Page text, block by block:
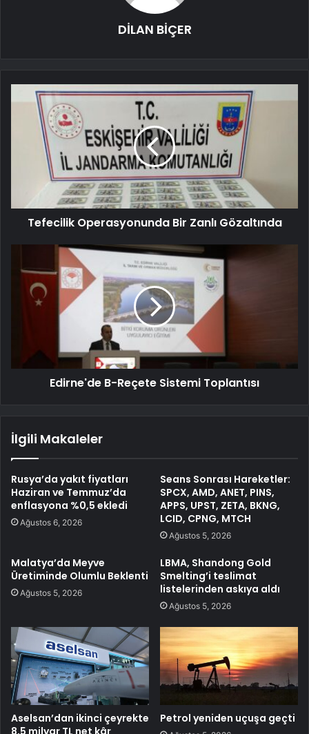
DİLAN BİÇER
Tefecilik Operasyonunda Bir Zanlı Gözaltında
Edirne'de B-Reçete Sistemi Toplantısı
İlgili Makaleler
Rusya’da yakıt fiyatları
Haziran ve Temmuz’da
enflasyona %0,5 ekledi
Ağustos 6, 2026
Seans Sonrası Hareketler:
SPCX, AMD, ANET, PINS,
APPS, UPST, ZETA, BKNG,
LCID, CPNG, MTCH
Ağustos 5, 2026
Malatya’da Meyve
Üretiminde Olumlu Beklenti
Ağustos 5, 2026
LBMA, Shandong Gold
Smelting’i teslimat
listelerinden askıya aldı
Ağustos 5, 2026
Aselsan’dan ikinci çeyrekte
8,5 milyar TL net kâr
Petrol yeniden uçuşa geçti